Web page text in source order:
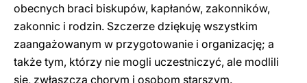
obecnych braci biskupów, kapłanów, zakonników,
zakonnic i rodzin. Szczerze dziękuję wszystkim
zaangażowanym w przygotowanie i organizację; a
także tym, którzy nie mogli uczestniczyć, ale modlili
się, zwłaszcza chorym i osobom starszym.